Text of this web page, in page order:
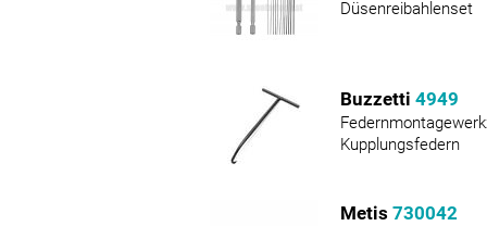
Düsenreibahlenset
Buzzetti 4949
Kupplungsfedern
Metis 730042